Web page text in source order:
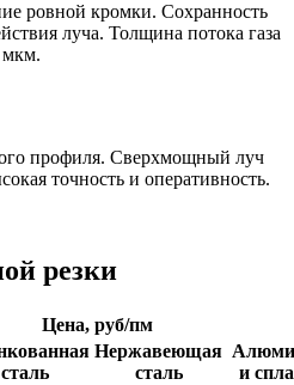
ровной кромки. Сохранность
луча. Толщина потока газа
мкм.
профиля. Сверхмощный луч
точность и оперативность.
резки
Цена, руб/пм
сталь
Нержавеющая
сталь
и